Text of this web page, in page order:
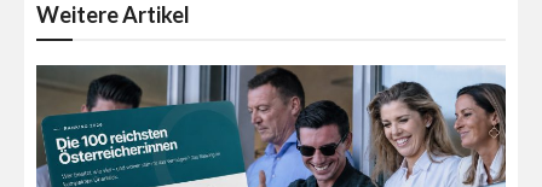
WeitereArtikel